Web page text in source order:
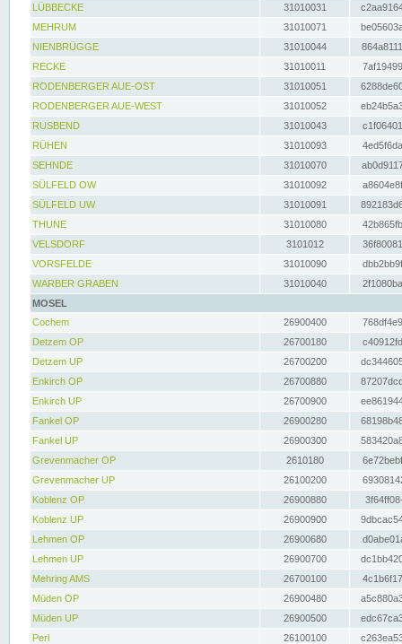
LÜBBECKE
31010031
MEHRUM
31010071
NIENBRÜGGE
31010044
RECKE
31010011
RODENBERGER AUE-OST
31010051
RODENBERGER AUE-WEST
31010052
RUSBEND
31010043
RÜHEN
31010093
SEHNDE
31010070
SÜLFELD OW
31010092
SÜLFELD UW
31010091
THUNE
31010080
VELSDORF
3101012
VORSFELDE
31010090
WARBER GRABEN
31010040
MOSEL
Cochem
26900400
Detzem OP
26700180
Detzem UP
26700200
Enkirch OP
26700880
Enkirch UP
26700900
Fankel OP
26900280
Fankel UP
26900300
Grevenmacher OP
2610180
Grevenmacher UP
26100200
Koblenz OP
26900880
Koblenz UP
26900900
Lehmen OP
26900680
Lehmen UP
26900700
Mehring AMS
26700100
Müden OP
26900480
Müden UP
26900500
Perl
26100100